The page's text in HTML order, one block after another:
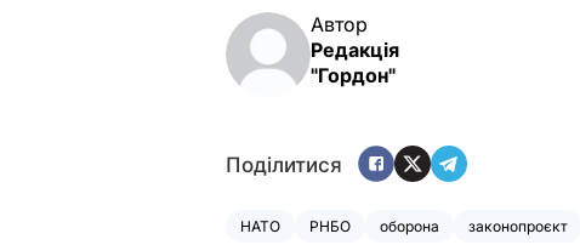
Автор
Редакція
"Гордон"
Поділитися
НАТО РНБО оборона законопроєкт